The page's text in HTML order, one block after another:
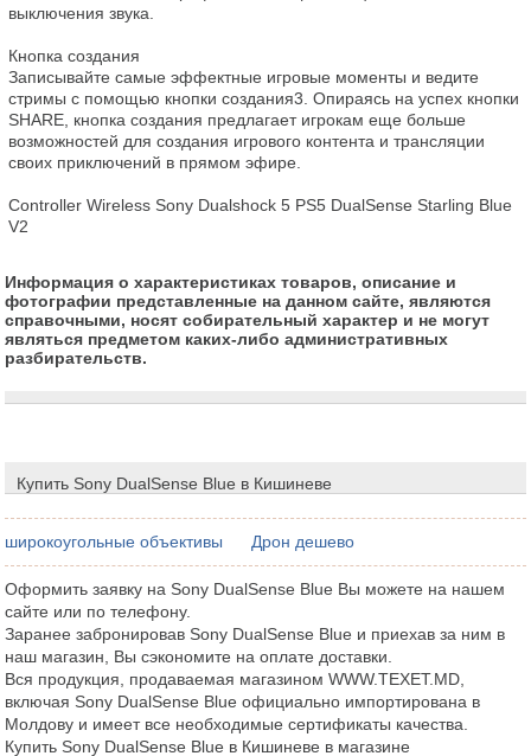
выключения звука.
Кнопка создания
Записывайте самые эффектные игровые моменты и ведите
стримы с помощью кнопки создания3. Опираясь на успех кнопки
SHARE, кнопка создания предлагает игрокам еще больше
возможностей для создания игрового контента и трансляции
своих приключений в прямом эфире.
Controller Wireless Sony Dualshock 5 PS5 DualSense Starling Blue
V2
Информация о характеристиках товаров, описание и
фотографии представленные на данном сайте, являются
справочными, носят собирательный характер и не могут
являться предметом каких-либо административных
разбирательств.
Купить Sony DualSense Blue в Кишиневе
широкоугольные объективы Дрон дешево
Оформить заявку на Sony DualSense Blue Вы можете на нашем
сайте или по телефону.
Заранее забронировав Sony DualSense Blue и приехав за ним в
наш магазин, Вы сэкономите на оплате доставки.
Вся продукция, продаваемая магазином WWW.TEXET.MD,
включая Sony DualSense Blue официально импортирована в
Молдову и имеет все необходимые сертификаты качества.
Купить Sony DualSense Blue в Кишиневе в магазине